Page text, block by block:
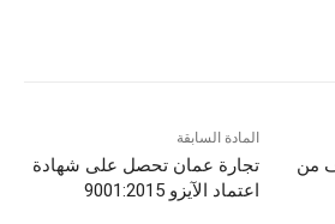
المادة السابقة
تجارة عمان تحصل على شهادة
اعتماد الآيزو 9001:2015
اصناف من